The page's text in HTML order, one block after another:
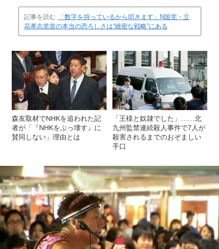
記事を読む
「数字を持っているから叩きます」N国党・立
花孝志党首の本当の恐ろしさは“緻密な戦略”にある
森友取材でNHKを追われた記
者が「『NHKをぶっ壊す』に
賛同しない」理由とは
「王様と奴隷でした」……北
九州監禁連続殺人事件で7人が
殺害されるまでのおぞましい
手口